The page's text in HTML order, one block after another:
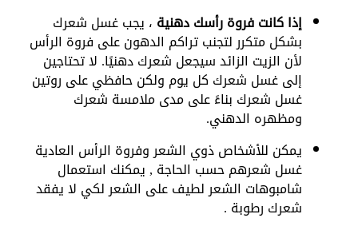
إذا كانت فروة رأسك دهنية ، يجب غسل شعرك
بشكل متكرر لتجنب تراكم الدهون على فروة الرأس
لأن الزيت الزائد سيجعل شعرك دهنيًا. لا تحتاجين
إلى غسل شعرك كل يوم ولكن حافظي على روتين
غسل شعرك بناءً على مدى ملامسة شعرك
ومظهره الدهني.
يمكن للأشخاص ذوي الشعر وفروة الرأس العادية
غسل شعرهم حسب الحاجة , يمكنك استعمال
شامبوهات الشعر لطيف على الشعر لكي لا يفقد
شعرك رطوبة .